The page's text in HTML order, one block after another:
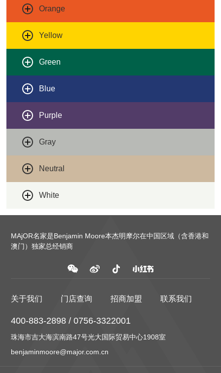
Orange
Yellow
Green
Blue
Purple
Gray
Neutral
White
MAjOR名家是Benjamin Moore本杰明摩尔在中国区域（含香港和
澳门）独家总经销商
关于我们 门店查询 招商加盟 联系我们
400-883-2898 / 0756-3322001
珠海市吉大海滨南路47号光大国际贸易中心1908室
benjaminmoore@major.com.cn